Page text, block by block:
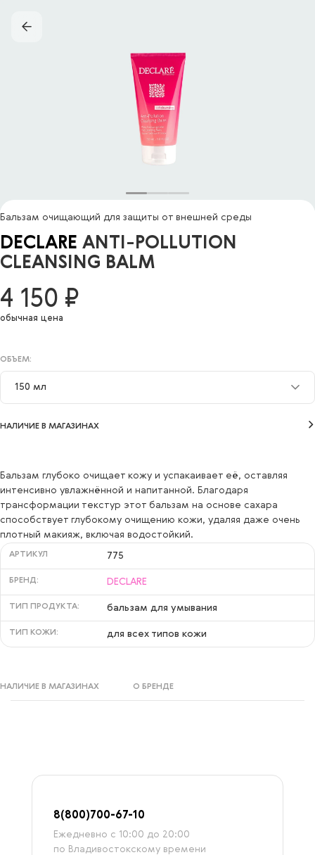
Бальзам очищающий для защиты от внешней среды
DECLARE ANTI-POLLUTION
CLEANSING BALM
ОБЪЕМ:
150 мл
150 мл
4 150 ₽
обычная цена
НАЛИЧИЕ В МАГАЗИНАХ
Бальзам глубоко очищает кожу и успакаивает её, оставляя
интенсивно увлажнённой и напитанной. Благодаря
трансформации текстур этот бальзам на основе сахара
способствует глубокому очищению кожи, удаляя даже очень
плотный макияж, включая водостойкий.
АРТИКУЛ 775
БРЕНД: DECLARE
ТИП ПРОДУКТА: бальзам для умывания
ТИП КОЖИ: для всех типов кожи
НАЛИЧИЕ В МАГАЗИНАХ О БРЕНДЕ
8(800)700-67-10
Ежедневно с 10:00 до 20:00
по Владивостокскому времени